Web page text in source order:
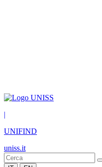
|
UNIFIND
uniss.it